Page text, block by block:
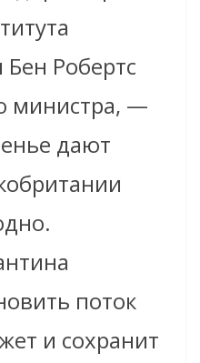
Робертс
министра, —
дают
поток
и сохранит